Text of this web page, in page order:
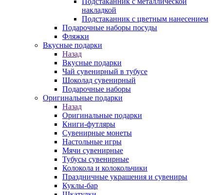
накладкой
Подстаканник с цветным нанесением
Подарочные наборы посуды
Фляжки
Вкусные подарки
Назад
Вкусные подарки
Чай сувенирный в тубусе
Шоколад сувенирный
Подарочные наборы
Оригинальные подарки
Назад
Оригинальные подарки
Книги-футляры
Сувенирные монеты
Настольные игры
Мячи сувенирные
Тубусы сувенирные
Колокола и колокольчики
Праздничные украшения и сувениры
Куклы-бар